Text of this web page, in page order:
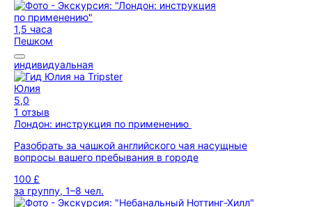
1,5 часа
Пешком
индивидуальная
Юлия
5,0
1 отзыв
Лондон: инструкция по применению
Разобрать за чашкой английского чая насущные
вопросы вашего пребывания в городе
100 £
за группу, 1–8 чел.